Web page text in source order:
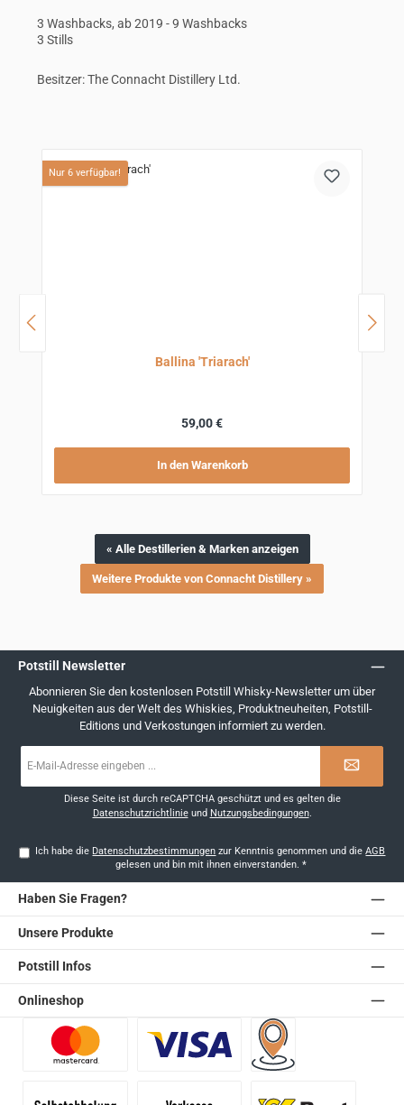
3 Washbacks, ab 2019 - 9 Washbacks
3 Stills
Besitzer: The Connacht Distillery Ltd.
Nur 6 verfügbar!
Ballina 'Triarach'
Regulärer Preis:
59,00 €
In den Warenkorb
« Alle Destillerien & Marken anzeigen
Weitere Produkte von Connacht Distillery »
Potstill Newsletter
Abonnieren Sie den kostenlosen Potstill Whisky-Newsletter um über
Neuigkeiten aus der Welt des Whiskies, Produktneuheiten, Potstill-
Editions und Verkostungen informiert zu werden.
Mail-
Diese Seite ist durch reCAPTCHA geschützt und es gelten die
Datenschutzrichtlinieund Nutzungsbedingungen.
Ich habe die Datenschutzbestimmungen zur Kenntnis genommen und dieAGB
gelesen und bin mit ihnen einverstanden. *
Haben Sie Fragen?
Unsere Produkte
Potstill Infos
Onlineshop